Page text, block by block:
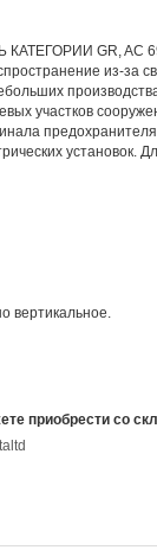
GR, AC
из-за
участков
установок.
вертикальное.
приобрести со